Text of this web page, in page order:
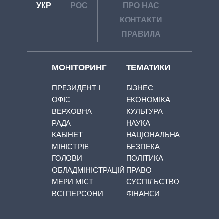
УКР РОС
ПРО НАС
КОНТАКТИ
ПРАВИЛА
МОНІТОРИНГ
ПРЕЗИДЕНТ І
ОФІС
ВЕРХОВНА
РАДА
КАБІНЕТ
МІНІСТРІВ
ГОЛОВИ
ОБЛАДМІНІСТРАЦІЙ
МЕРИ МІСТ
ВСІ ПЕРСОНИ
ТЕМАТИКИ
БІЗНЕС
ЕКОНОМІКА
КУЛЬТУРА
НАУКА
НАЦІОНАЛЬНА
БЕЗПЕКА
ПОЛІТИКА
ПРАВО
СУСПІЛЬСТВО
ФІНАНСИ